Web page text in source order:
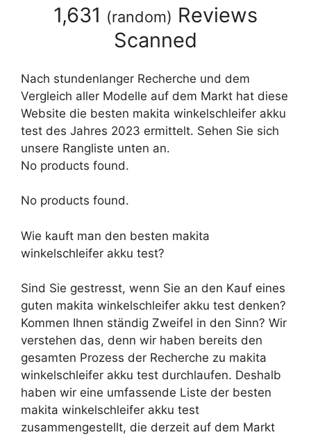
1,631 (random) Reviews
Scanned
Nach stundenlanger Recherche und dem
Vergleich aller Modelle auf dem Markt hat diese
Website die besten makita winkelschleifer akku
test des Jahres 2023 ermittelt. Sehen Sie sich
unsere Rangliste unten an.
No products found.
No products found.
Wie kauft man den besten makita
winkelschleifer akku test?
Sind Sie gestresst, wenn Sie an den Kauf eines
guten makita winkelschleifer akku test denken?
Kommen Ihnen ständig Zweifel in den Sinn? Wir
verstehen das, denn wir haben bereits den
gesamten Prozess der Recherche zu makita
winkelschleifer akku test durchlaufen. Deshalb
haben wir eine umfassende Liste der besten
makita winkelschleifer akku test
zusammengestellt, die derzeit auf dem Markt